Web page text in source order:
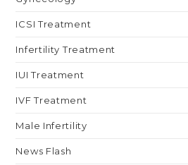
ICSI Treatment
Infertility Treatment
IUI Treatment
IVF Treatment
Male Infertility
News Flash